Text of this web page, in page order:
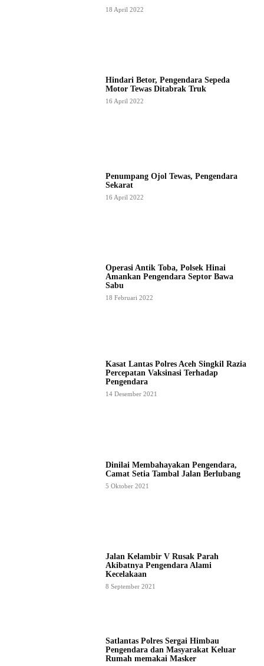
18 April 2022
Hindari Betor, Pengendara Sepeda
Motor Tewas Ditabrak Truk
16 April 2022
Penumpang Ojol Tewas, Pengendara
Sekarat
16 April 2022
Operasi Antik Toba, Polsek Hinai
Amankan Pengendara Septor Bawa
Sabu
18 Februari 2022
Kasat Lantas Polres Aceh Singkil Razia
Percepatan Vaksinasi Terhadap
Pengendara
14 Desember 2021
Dinilai Membahayakan Pengendara,
Camat Setia Tambal Jalan Berlubang
5 Oktober 2021
Jalan Kelambir V Rusak Parah
Akibatnya Pengendara Alami
Kecelakaan
8 September 2021
Satlantas Polres Sergai Himbau
Pengendara dan Masyarakat Keluar
Rumah memakai Masker